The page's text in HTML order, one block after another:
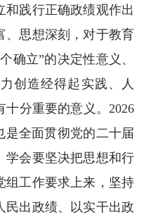
和践行正确政绩观作出
、思想深刻，对于教育
确立”的决定性意义、
创造经得起实践、人
十分重要的意义。2026
是全面贯彻党的二十届
学会要坚决把思想和行
组工作要求上来，坚持
民出政绩、以实干出政